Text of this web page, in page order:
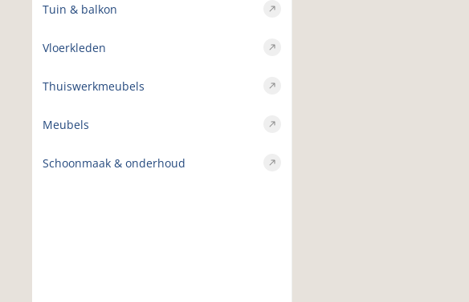
Tuin & balkon
Vloerkleden
Thuiswerkmeubels
Meubels
Schoonmaak & onderhoud